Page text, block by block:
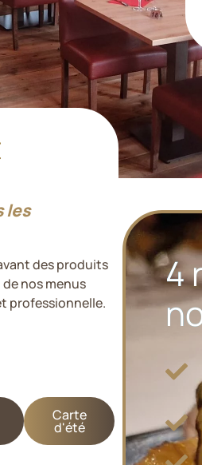
les
des produits
nos menus
professionnelle.
Carte
d'été
4